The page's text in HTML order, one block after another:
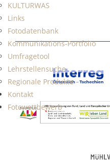
KULTURWAS
Links
Fotodatenbank
Kommunikations-Portfolio
Umfragetool
Lehrstellensuche
Regionale Produkte
Kontakt
Fotowettbewerb